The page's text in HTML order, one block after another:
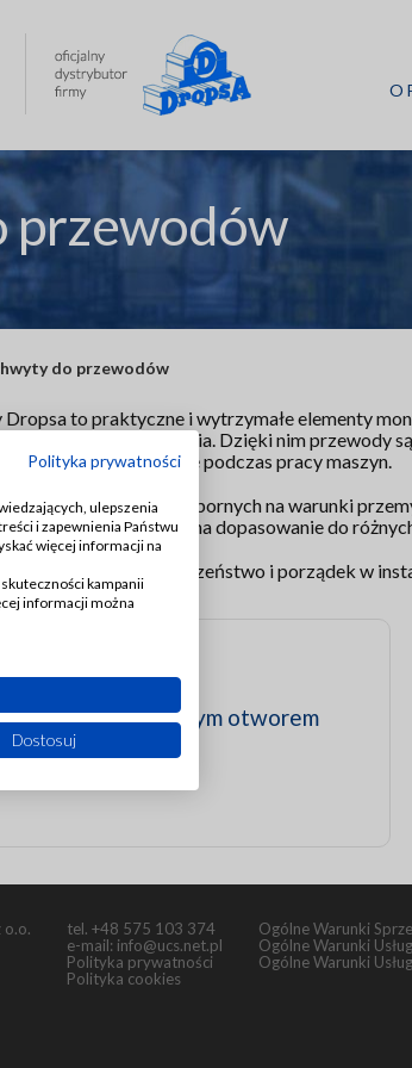
O
przewodów
do przewodów
to praktyczne i wytrzymałe elementy
centralnego smarowania. Dzięki nim
przemieszczaniu się podczas pracy maszyn.
materiałów odpornych na warunki
i rozmiary pozwalają na dopasowanie do
poprawia bezpieczeństwo i porządek w
z pojedynczym otworem
o.o.
tel. +48 575 103 374
e-mail: info@ucs.net.pl
Polityka prywatności
Polityka cookies
Ogólne Warunki
Ogólne Warunki
Ogólne Warunki
Polityka prywatności
ulepszenia
i zapewnienia Państwu
więcej informacji na
kampanii
informacji można
Dostosuj